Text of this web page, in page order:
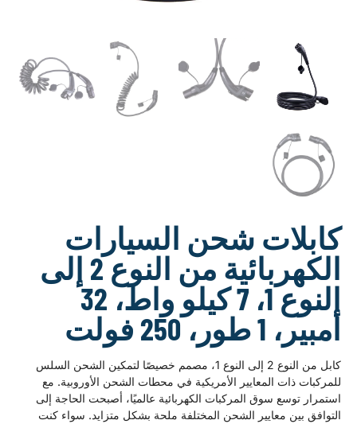
شحن السيارات
الكهربائية من النوع 2 إلى
النوع 1، 7 كيلو واط، 32
250 فولت
كابل من النوع 2 إلى النوع 1، مصمم خصيصًا لتمكين الشحن السلس
ذات المعايير الأمريكية في محطات الشحن الأوروبية. مع
توسع سوق المركبات الكهربائية عالميًا، أصبحت الحاجة إلى
بين معايير الشحن المختلفة ملحة بشكل متزايد. سواء كنت